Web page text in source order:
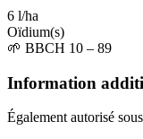
6 l/ha
Oïdium(s)
🌱 BBCH 10 – 89
Information
Également autorisé